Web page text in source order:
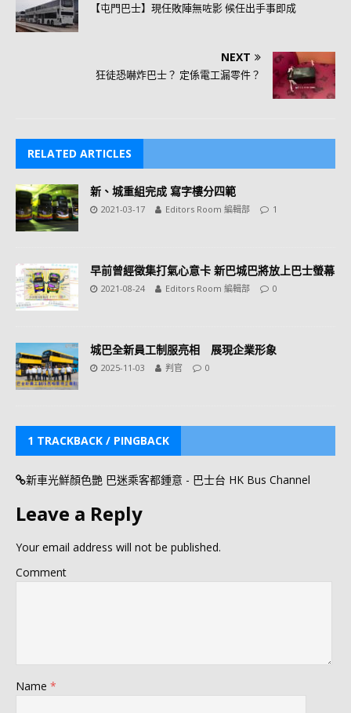
【屯門巴士】現任敗陣無咗影 候任出手事即成
NEXT
狂徒恐嚇炸巴士？ 定係電工漏零件？
RELATED ARTICLES
新、城重組完成 寫字樓分四範
2021-03-17 Editors Room 編輯部 1
早前曾經徵集打氣心意卡 新巴城巴將放上巴士螢幕
2021-08-24 Editors Room 編輯部 0
城巴全新員工制服亮相 展現企業形象
2025-11-03 判官 0
1 TRACKBACK / PINGBACK
新車光鮮顏色艷 巴迷乘客都鍾意 - 巴士台 HK Bus Channel
Leave a Reply
Your email address will not be published.
Comment
Name *